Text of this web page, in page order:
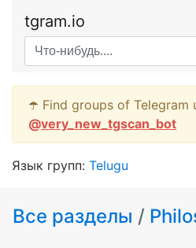
tgram.io
☂️ Find groups of Telegram
@very_new_tgscan_bot
Язык групп: Telugu
Все разделы /